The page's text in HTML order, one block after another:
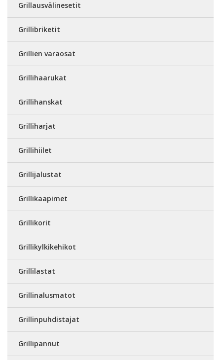
Grillausvälinesetit
Grillibriketit
Grillien varaosat
Grillihaarukat
Grillihanskat
Grilliharjat
Grillihiilet
Grillijalustat
Grillikaapimet
Grillikorit
Grillikylkikehikot
Grillilastat
Grillinalusmatot
Grillinpuhdistajat
Grillipannut